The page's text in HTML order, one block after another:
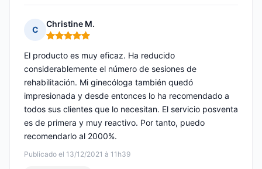
C
Christine M.
Nota: 5 de 5
Publicado el 13/12/2021 à 11h39
El producto es muy eficaz. Ha reducido
considerablemente el número de sesiones de
rehabilitación. Mi ginecóloga también quedó
impresionada y desde entonces lo ha recomendado a
todos sus clientes que lo necesitan. El servicio posventa
es de primera y muy reactivo. Por tanto, puedo
recomendarlo al 2000%.